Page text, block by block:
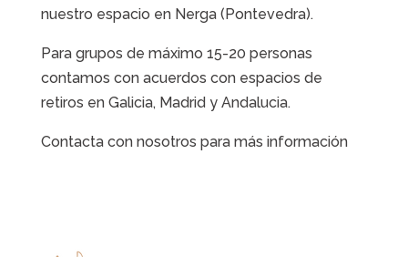
nuestro espacio en Nerga (Pontevedra).
Para grupos de máximo 15-20 personas
contamos con acuerdos con espacios de
retiros en Galicia, Madrid y Andalucia.
Contacta con nosotros para más información